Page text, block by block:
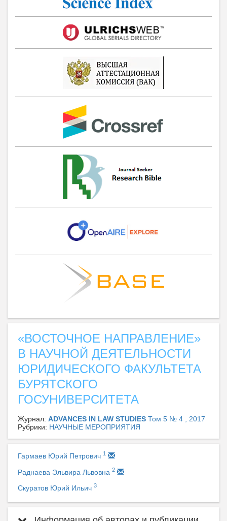
«ВОСТОЧНОЕ НАПРАВЛЕНИЕ»
В НАУЧНОЙ ДЕЯТЕЛЬНОСТИ
ЮРИДИЧЕСКОГО ФАКУЛЬТЕТА
БУРЯТСКОГО
ГОСУНИВЕРСИТЕТА
Журнал: ADVANCES IN LAW STUDIES Том 5 № 4 , 2017
Рубрики: НАУЧНЫЕ МЕРОПРИЯТИЯ
Гармаев Юрий Петрович 1
Раднаева Эльвира Львовна 2
Скуратов Юрий Ильич 3